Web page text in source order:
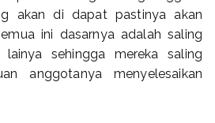
akan di dapat pastinya akan
ini dasarnya adalah saling
sehingga mereka saling
anggotanya menyelesaikan